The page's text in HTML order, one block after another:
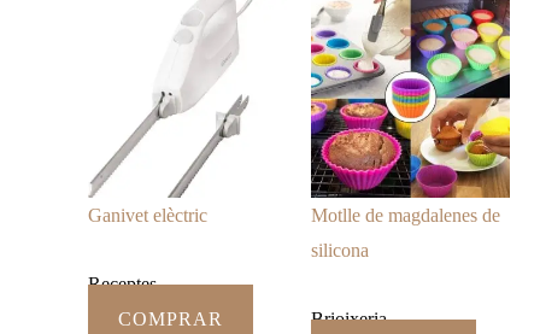
Ganivet elèctric
Receptes
COMPRAR
Motlle de magdalenes de
silicona
Brioixeria